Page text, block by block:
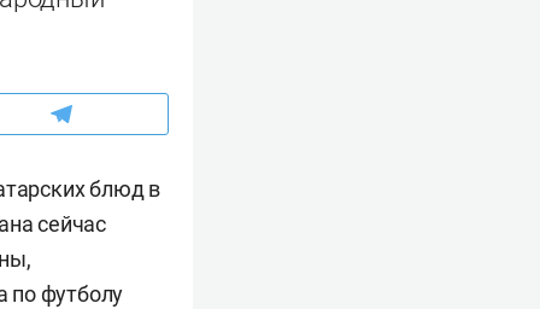
блюд в
сейчас
по футболу